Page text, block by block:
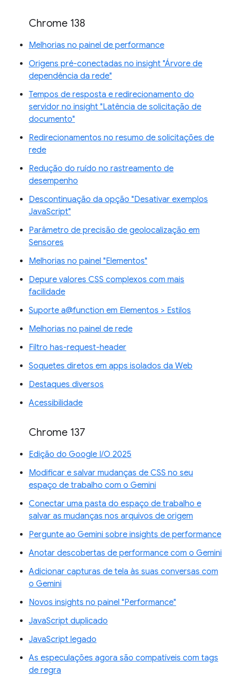
Chrome 138
Melhorias no painel de performance
Origens pré-conectadas no insight "Árvore de
dependência da rede"
Tempos de resposta e redirecionamento do
servidor no insight "Latência de solicitação de
documento"
Redirecionamentos no resumo de solicitações de
rede
Redução do ruído no rastreamento de
desempenho
Descontinuação da opção "Desativar exemplos
JavaScript"
Parâmetro de precisão de geolocalização em
Sensores
Melhorias no painel "Elementos"
Depure valores CSS complexos com mais
facilidade
Suporte a@function em Elementos > Estilos
Melhorias no painel de rede
Filtro has-request-header
Soquetes diretos em apps isolados da Web
Destaques diversos
Acessibilidade
Chrome 137
Edição do Google I/O 2025
Modificar e salvar mudanças de CSS no seu
espaço de trabalho com o Gemini
Conectar uma pasta do espaço de trabalho e
salvar as mudanças nos arquivos de origem
Pergunte ao Gemini sobre insights de performance
Anotar descobertas de performance com o Gemini
Adicionar capturas de tela às suas conversas com
o Gemini
Novos insights no painel "Performance"
JavaScript duplicado
JavaScript legado
As especulações agora são compatíveis com tags
de regra